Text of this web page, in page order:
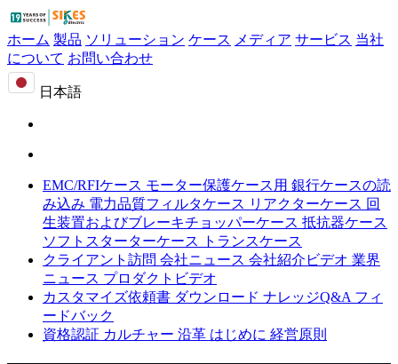
ホーム 製品 ソリューション ケース メディア サービス 当社
について お問い合わせ
日本語
EMC/RFIケース モーター保護ケース用 銀行ケースの読
み込み 電力品質フィルタケース リアクターケース 回
生装置およびブレーキチョッパーケース 抵抗器ケース
ソフトスターターケース
トランスケース
クライアント訪問 会社ニュース 会社紹介ビデオ 業界
ニュース プロダクトビデオ
カスタマイズ依頼書 ダウンロード ナレッジQ&A フィ
ードバック
資格認証 カルチャー 沿革 はじめに 経営原則